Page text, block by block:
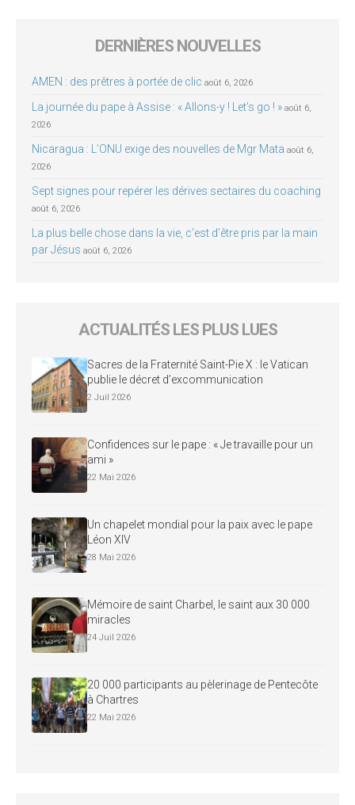
DERNIÈRES NOUVELLES
AMEN : des prêtres à portée de clic août 6, 2026
La journée du pape à Assise : « Allons-y ! Let’s go ! » août 6,
2026
Nicaragua : L’ONU exige des nouvelles de Mgr Mata août 6,
2026
Sept signes pour repérer les dérives sectaires du coaching
août 6, 2026
La plus belle chose dans la vie, c’est d’être pris par la main
par Jésus août 6, 2026
ACTUALITÉS LES PLUS LUES
Sacres de la Fraternité Saint-Pie X : le Vatican
publie le décret d’excommunication
2 Juil 2026
Confidences sur le pape : « Je travaille pour un
ami »
22 Mai 2026
Un chapelet mondial pour la paix avec le pape
Léon XIV
28 Mai 2026
Mémoire de saint Charbel, le saint aux 30 000
miracles
24 Juil 2026
20 000 participants au pèlerinage de Pentecôte
à Chartres
22 Mai 2026